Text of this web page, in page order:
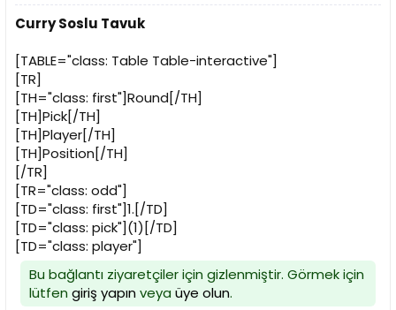
Curry Soslu Tavuk
[TABLE="class: Table Table-interactive"]
[TR]
[TH="class: first"]Round[/TH]
[TH]Pick[/TH]
[TH]Player[/TH]
[TH]Position[/TH]
[/TR]
[TR="class: odd"]
[TD="class: first"]1.[/TD]
[TD="class: pick"](1)[/TD]
[TD="class: player"]
Bu bağlantı ziyaretçiler için gizlenmiştir. Görmek için
lütfen giriş yapınveya üye olun.